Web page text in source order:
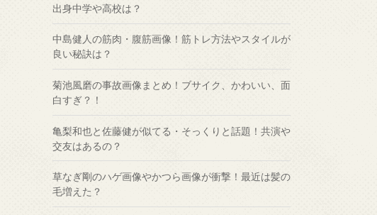
出身中学や高校は？
中島健人の筋肉・腹筋画像！筋トレ方法やスタイルが
良い秘訣は？
菊池風磨の事故画像まとめ！ブサイク、かわいい、面
白すぎ？！
亀梨和也と佐藤健が似てる・そっくりと話題！共演や
交友はあるの？
草なぎ剛のハゲ画像やかつら画像が衝撃！最近は髪の
毛増えた？